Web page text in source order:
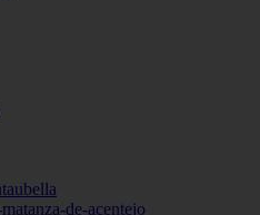
de-acentejo